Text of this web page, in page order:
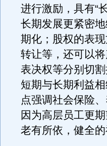
进行激励，具有“
长期发展更紧密
期化；股权的表
转让等，还可以
表决权等分别切
短期与长期利益
点强调社会保险
因为高层员工更
老有所依，健全